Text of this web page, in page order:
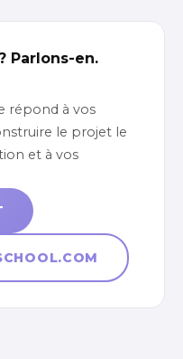
Parlons-en.
répond à vos
le projet le
et à vos